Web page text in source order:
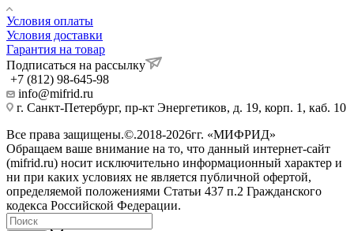
Условия оплаты
Условия доставки
Гарантия на товар
Подписаться на рассылку
+7 (812) 98-645-98
info@mifrid.ru
г. Санкт-Петербург, пр-кт Энергетиков, д. 19, корп. 1, каб. 10
Все права защищены.©.2018-2026гг. «МИФРИД»
Обращаем ваше внимание на то, что данный интернет-сайт
(mifrid.ru) носит исключительно информационный характер и
ни при каких условиях не является публичной офертой,
определяемой положениями Статьи 437 п.2 Гражданского
кодекса Российской Федерации.